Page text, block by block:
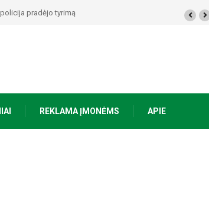
pradėjo tyrimą
REKLAMA ĮMONĖMS APIE